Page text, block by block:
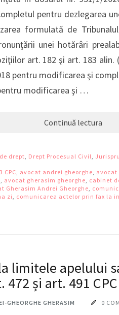
pentru dezlegarea
formulată de
unei hotărâri
art. 182 şi art. 183 alin.
pentru modificarea şi
modificarea şi …
Continuă lectura
drept Drept Procesual Civil
CPC avocat andrei gheorghe avocat
avocat gherasim gheorghe cabinet
Gherasim Andrei Gheorghe
zi
comunicarea actelor prin fax la
limitele apelului
și art. 491 CPC
GHEORGHE GHERASIM 0